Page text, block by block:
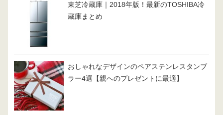
東芝冷蔵庫｜2018年版！最新のTOSHIBA冷
蔵庫まとめ
おしゃれなデザインのペアステンレスタンブ
ラー4選【親へのプレゼントに最適】